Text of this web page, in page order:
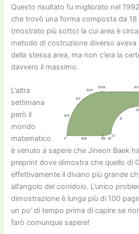
Questo risultato fu migliorato nel
che trovò una forma composta da 18
(mostrato più sotto) la cui area è
metodo di costruzione diverso
della stessa area, ma non c’era la
davvero il massimo.
L’altra
settimana
però il
mondo
matematico
è venuto a sapere che Jineon Baek
preprint dove dimostra che quello di
effettivamente il divano più grande
all’angolo del corridoio. L’unico
dimostrazione è lunga più di 100
un po’ di tempo prima di capire se
farò comunque sapere!